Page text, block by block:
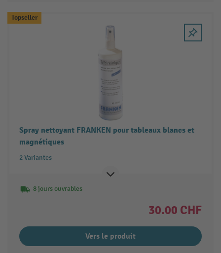
Topseller
Spray nettoyant FRANKEN pour tableaux blancs et
magnétiques
2 Variantes
8 jours ouvrables
30.00 CHF
Vers le produit